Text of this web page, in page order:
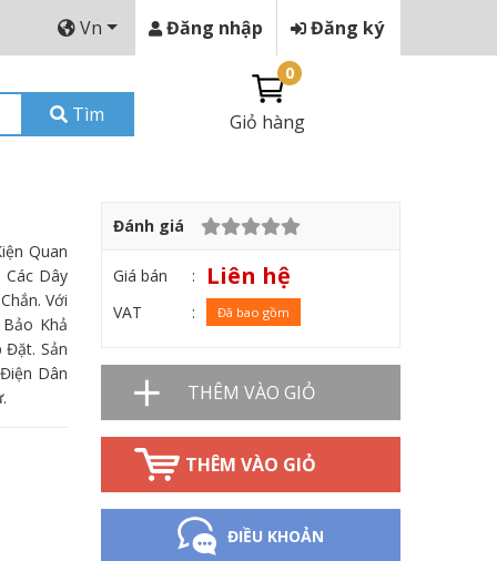
Vn Đăng nhập Đăng ký
Tìm Giỏ hàng
0
Quan
Dây
Với
Khả
Đặt. Sản
Dân
Đánh giá
Giá bán Liên hệ
VAT Đã bao gồm
THÊM VÀO GIỎ
THÊM VÀO GIỎ
ĐIỀU KHOẢN